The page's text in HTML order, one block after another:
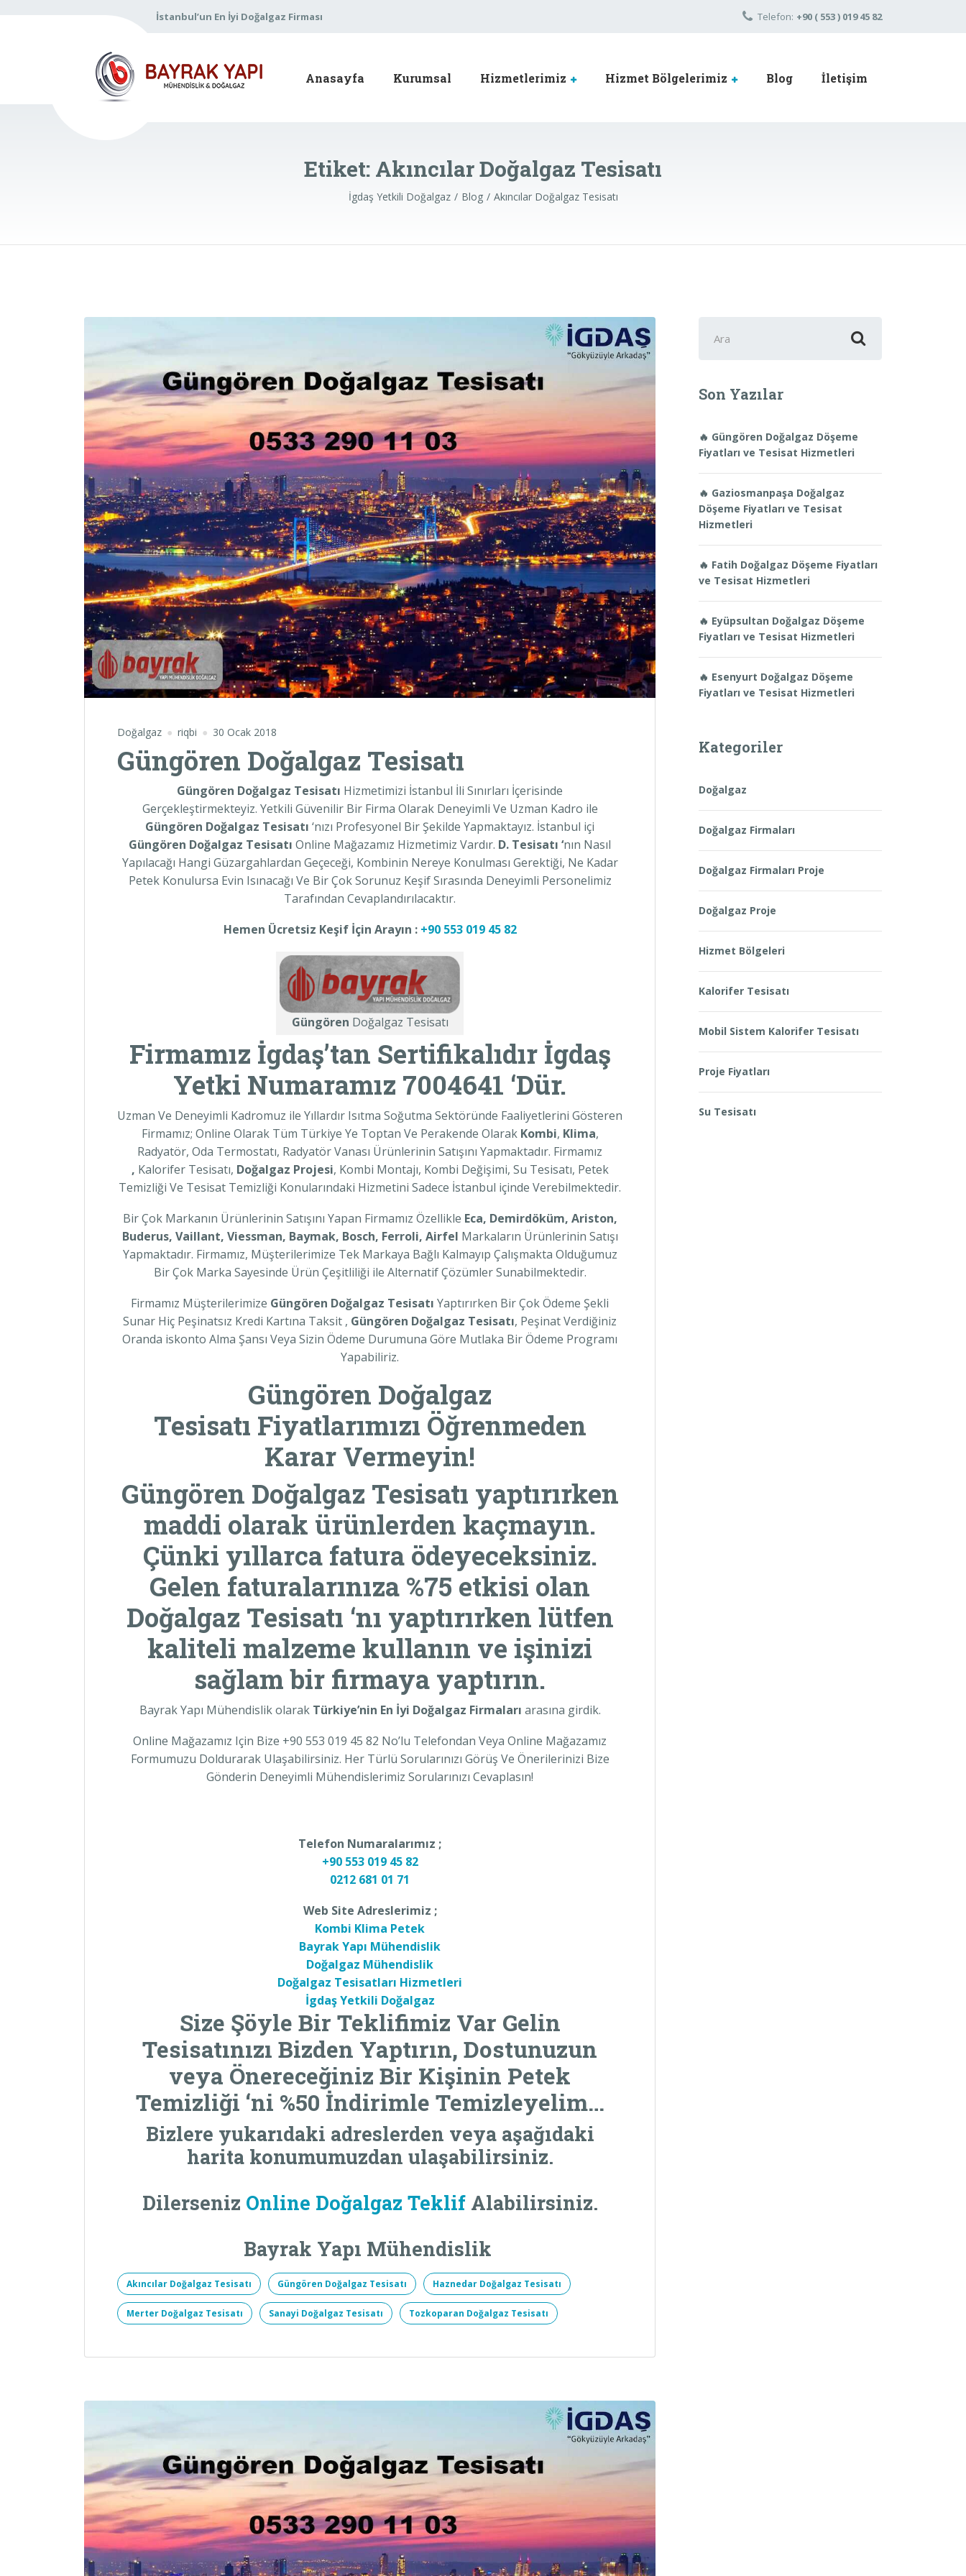
İstanbul’un En İyi Doğalgaz Firması Telefon: +90 ( 553 ) 019 45 82
Anasayfa Kurumsal Hizmetlerimiz Hizmet Bölgelerimiz Blog İletişim
Etiket: Akıncılar Doğalgaz Tesisatı
İgdaş Yetkili Doğalgaz Blog Akıncılar Doğalgaz Tesisatı
Doğalgaz riqbi 30 Ocak 2018
Güngören Doğalgaz Tesisatı
Güngören Doğalgaz Tesisatı Hizmetimizi İstanbul İli Sınırları İçerisinde
Gerçekleştirmekteyiz. Yetkili Güvenilir Bir Firma Olarak Deneyimli Ve Uzman Kadro ile
Güngören Doğalgaz Tesisatı ‘nızı Profesyonel Bir Şekilde Yapmaktayız. İstanbul içi
Güngören Doğalgaz Tesisatı Online Mağazamız Hizmetimiz Vardır. D. Tesisatı ‘nın Nasıl
Yapılacağı Hangi Güzargahlardan Geçeceği, Kombinin Nereye Konulması Gerektiği, Ne Kadar
Petek Konulursa Evin Isınacağı Ve Bir Çok Sorunuz Keşif Sırasında Deneyimli Personelimiz
Tarafından Cevaplandırılacaktır.
Hemen Ücretsiz Keşif İçin Arayın : +90 553 019 45 82
Güngören Doğalgaz Tesisatı
Firmamız İgdaş’tan Sertifikalıdır İgdaş
Yetki Numaramız 7004641 ‘Dür.
Uzman Ve Deneyimli Kadromuz ile Yıllardır Isıtma Soğutma Sektöründe Faaliyetlerini Gösteren
Firmamız; Online Olarak Tüm Türkiye Ye Toptan Ve Perakende Olarak Kombi, Klima,
Radyatör, Oda Termostatı, Radyatör Vanası Ürünlerinin Satışını Yapmaktadır. Firmamız
, Kalorifer Tesisatı, Doğalgaz Projesi, Kombi Montajı, Kombi Değişimi, Su Tesisatı, Petek
Temizliği Ve Tesisat Temizliği Konularındaki Hizmetini Sadece İstanbul içinde Verebilmektedir.
Bir Çok Markanın Ürünlerinin Satışını Yapan Firmamız Özellikle Eca, Demirdöküm, Ariston,
Buderus, Vaillant, Viessman, Baymak, Bosch, Ferroli, Airfel Markaların Ürünlerinin Satışı
Yapmaktadır. Firmamız, Müşterilerimize Tek Markaya Bağlı Kalmayıp Çalışmakta Olduğumuz
Bir Çok Marka Sayesinde Ürün Çeşitliliği ile Alternatif Çözümler Sunabilmektedir.
Firmamız Müşterilerimize Güngören Doğalgaz Tesisatı Yaptırırken Bir Çok Ödeme Şekli
Sunar Hiç Peşinatsız Kredi Kartına Taksit , Güngören Doğalgaz Tesisatı, Peşinat Verdiğiniz
Oranda iskonto Alma Şansı Veya Sizin Ödeme Durumuna Göre Mutlaka Bir Ödeme Programı
Yapabiliriz.
Güngören Doğalgaz
Tesisatı Fiyatlarımızı Öğrenmeden
Karar Vermeyin!
Güngören Doğalgaz Tesisatı yaptırırken
maddi olarak ürünlerden kaçmayın.
Çünki yıllarca fatura ödeyeceksiniz.
Gelen faturalarınıza %75 etkisi olan
Doğalgaz Tesisatı ‘nı yaptırırken lütfen
kaliteli malzeme kullanın ve işinizi
sağlam bir firmaya yaptırın.
Bayrak Yapı Mühendislik olarak Türkiye’nin En İyi Doğalgaz Firmaları arasına girdik.
Online Mağazamız Için Bize +90 553 019 45 82 No’lu Telefondan Veya Online Mağazamız
Formumuzu Doldurarak Ulaşabilirsiniz. Her Türlü Sorularınızı Görüş Ve Önerilerinizi Bize
Gönderin Deneyimli Mühendislerimiz Sorularınızı Cevaplasın!
Telefon Numaralarımız ;
+90 553 019 45 82
0212 681 01 71
Web Site Adreslerimiz ;
Kombi Klima Petek
Bayrak Yapı Mühendislik
Doğalgaz Mühendislik
Doğalgaz Tesisatları Hizmetleri
İgdaş Yetkili Doğalgaz
Size Şöyle Bir Teklifimiz Var Gelin
Tesisatınızı Bizden Yaptırın, Dostunuzun
veya Önereceğiniz Bir Kişinin Petek
Temizliği ‘ni %50 İndirimle Temizleyelim…
Bizlere yukarıdaki adreslerden veya aşağıdaki
harita konumumuzdan ulaşabilirsiniz.
Dilerseniz Online Doğalgaz TeklifAlabilirsiniz.
Bayrak Yapı Mühendislik
Akıncılar Doğalgaz Tesisatı Güngören Doğalgaz Tesisatı Haznedar Doğalgaz Tesisatı
Merter Doğalgaz Tesisatı Sanayi Doğalgaz Tesisatı Tozkoparan Doğalgaz Tesisatı
ara:
Son Yazılar
🔥 Güngören Doğalgaz Döşeme
Fiyatları ve Tesisat Hizmetleri
🔥 Gaziosmanpaşa Doğalgaz
Döşeme Fiyatları ve Tesisat
Hizmetleri
🔥 Fatih Doğalgaz Döşeme Fiyatları
ve Tesisat Hizmetleri
🔥 Eyüpsultan Doğalgaz Döşeme
Fiyatları ve Tesisat Hizmetleri
🔥 Esenyurt Doğalgaz Döşeme
Fiyatları ve Tesisat Hizmetleri
Kategoriler
Doğalgaz
Doğalgaz Firmaları
Doğalgaz Firmaları Proje
Doğalgaz Proje
Hizmet Bölgeleri
Kalorifer Tesisatı
Mobil Sistem Kalorifer Tesisatı
Proje Fiyatları
Su Tesisatı